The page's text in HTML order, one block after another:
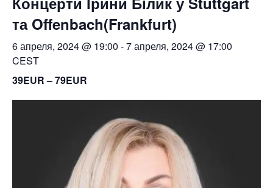
та Offenbach(Frankfurt)
6 апреля, 2024 @ 19:00 -7 апреля, 2024 @ 17:00
CEST
39EUR – 79EUR